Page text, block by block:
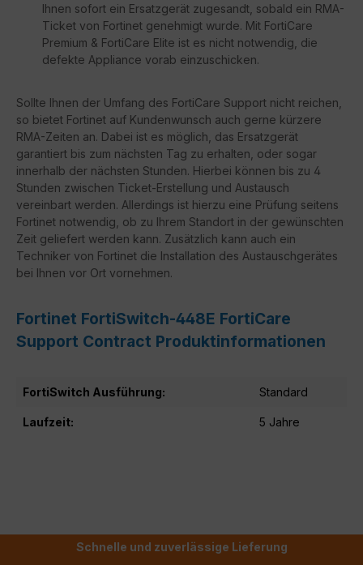
Ihnen sofort ein Ersatzgerät zugesandt, sobald ein RMA-
Ticket von Fortinet genehmigt wurde. Mit FortiCare
Premium & FortiCare Elite ist es nicht notwendig, die
defekte Appliance vorab einzuschicken.
Sollte Ihnen der Umfang des FortiCare Support nicht reichen,
so bietet Fortinet auf Kundenwunsch auch gerne kürzere
RMA-Zeiten an. Dabei ist es möglich, das Ersatzgerät
garantiert bis zum nächsten Tag zu erhalten, oder sogar
innerhalb der nächsten Stunden. Hierbei können bis zu 4
Stunden zwischen Ticket-Erstellung und Austausch
vereinbart werden. Allerdings ist hierzu eine Prüfung seitens
Fortinet notwendig, ob zu Ihrem Standort in der gewünschten
Zeit geliefert werden kann. Zusätzlich kann auch ein
Techniker von Fortinet die Installation des Austauschgerätes
bei Ihnen vor Ort vornehmen.
Fortinet FortiSwitch-448E FortiCare
Support Contract Produktinformationen
FortiSwitch Ausführung: Standard
Laufzeit: 5 Jahre
Schnelle und zuverlässige Lieferung